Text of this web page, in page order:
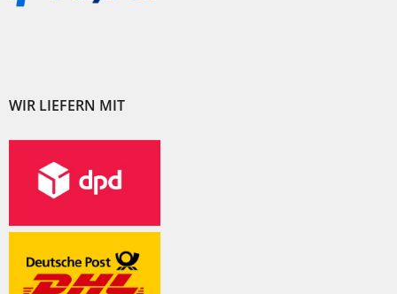
WIR LIEFERN MIT